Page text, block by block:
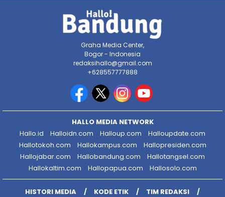
Graha Media Center,
Bogor - Indonesia
redaksihallo@gmail.com
+628557777888
HALLO MEDIA NETWORK
Hallo.id
Halloidn.com Halloup.com
Halloupdate.com
Hallotokoh.com
Hallokampus.com
Hallopresiden.com
Hallojabar.com
Hallobandung.com
Hallotangsel.com
Hallokaltim.com
Hallopapua.com Hallosolo.com
HISTORI MEDIA KODE ETIK
TIM REDAKSI